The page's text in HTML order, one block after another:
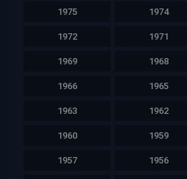
1975 1974
1972 1971
1969 1968
1966 1965
1963 1962
1960 1959
1957 1956